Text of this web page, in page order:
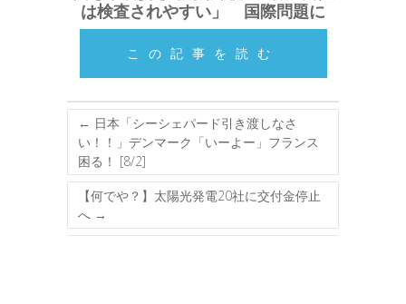
は検査されやすい」 国際問題に
この記事を読む
← 日本「シーシェパード引き渡しなさ
い！！」デンマーク「いーよー」フランス
困る！ [8/2]
【何でや？】太陽光発電20社に交付金停止
へ →